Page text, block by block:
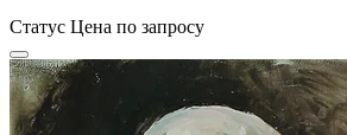
Статус Цена по запросу